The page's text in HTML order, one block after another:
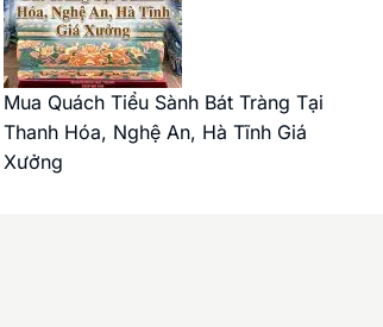
Mua Quách Tiểu Sành Bát Tràng Tại
Thanh Hóa, Nghệ An, Hà Tĩnh Giá
Xưởng